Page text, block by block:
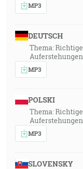
MP3
DEUTSCH
Thema:
MP3
POLSKI
Thema:
MP3
SLOVENSKY